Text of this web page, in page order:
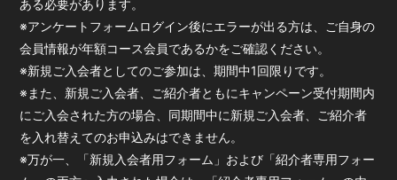
ある必要があります。
※アンケートフォームログイン後にエラーが出る方は、ご自身の
会員情報が年額コース会員であるかをご確認ください。
※新規ご入会者としてのご参加は、期間中1回限りです。
※また、新規ご入会者、ご紹介者ともにキャンペーン受付期間内
にご入会された方の場合、同期間中に新規ご入会者、ご紹介者
を入れ替えてのお申込みはできません。
※万が一、「新規入会者用フォーム」および「紹介者専用フォー